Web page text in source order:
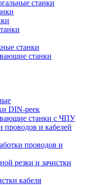
станки
станки
станки
DIN-реек
станки с ЧПУ
проводов и кабелей
проводов и
резки и зачистки
кабеля